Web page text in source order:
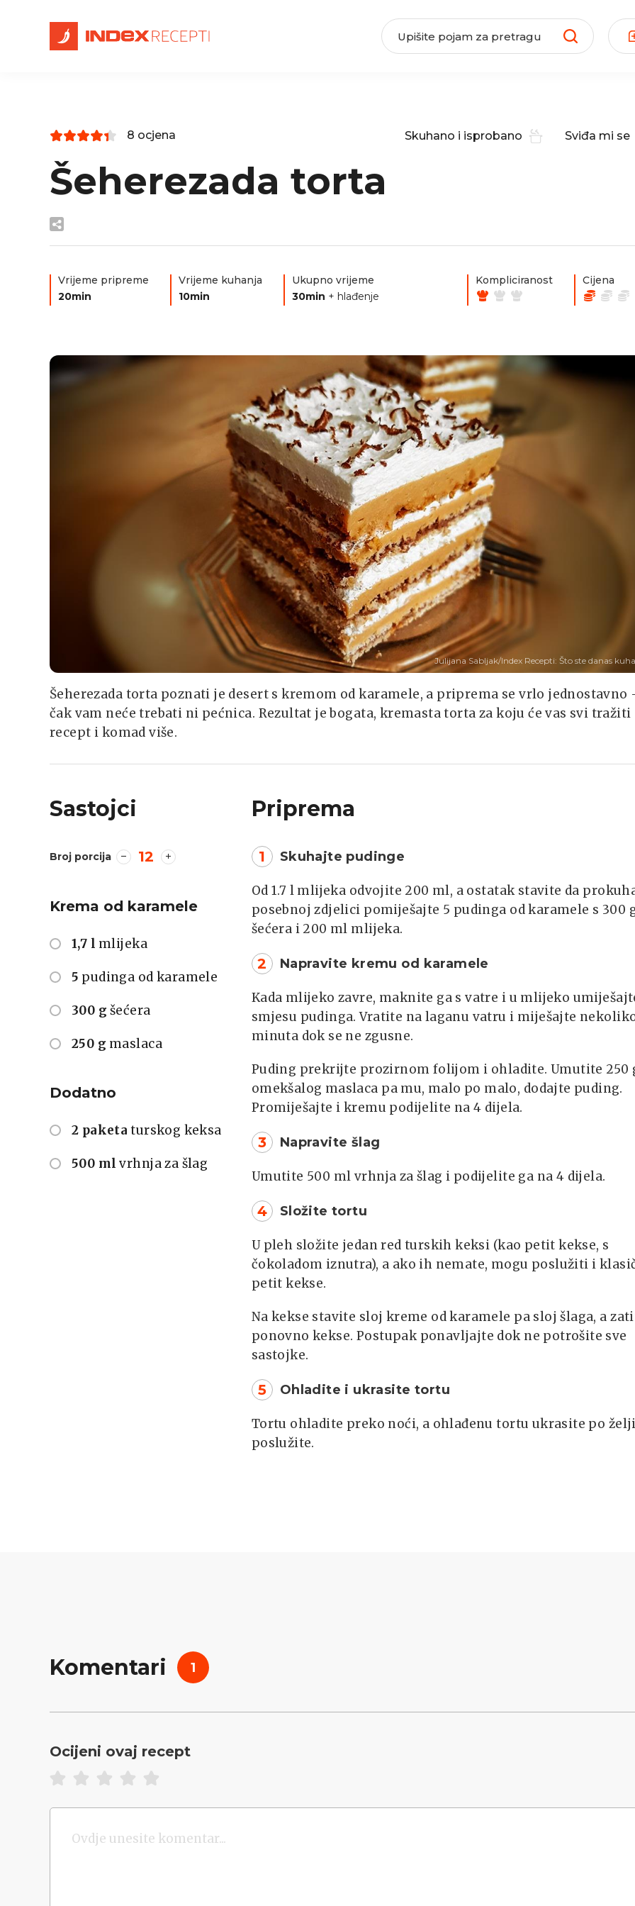
8 ocjena Skuhano i isprobano Sviđa mi se
Šeherezada torta
Vrijeme pripreme
20min
Vrijeme kuhanja
10min
Ukupno vrijeme
30min + hlađenje
Kompliciranost Cijena
Julijana Sabljak/Index Recepti: Što ste danas
Šeherezada torta poznati je desert s kremom od karamele, a priprema se vrlo jednostavno
čak vam neće trebati ni pećnica. Rezultat je bogata, kremasta torta za koju će vas svi tražiti
recept i komad više.
Sastojci
Broj porcija 12
Krema od karamele
1,7 l mlijeka
5 pudinga od karamele
300 g šećera
250 g maslaca
Dodatno
2 paketa turskog keksa
500 ml vrhnja za šlag
Priprema
1 Skuhajte pudinge
Od 1.7 l mlijeka odvojite 200 ml, a ostatak stavite da
posebnoj zdjelici pomiješajte 5 pudinga od karamele s 300
šećera i 200 ml mlijeka.
2 Napravite kremu od karamele
Kada mlijeko zavre, maknite ga s vatre i u mlijeko
smjesu pudinga. Vratite na laganu vatru i miješajte
minuta dok se ne zgusne.
Puding prekrijte prozirnom folijom i ohladite. Umutite 250
omekšalog maslaca pa mu, malo po malo, dodajte puding.
Promiješajte i kremu podijelite na 4 dijela.
3 Napravite šlag
Umutite 500 ml vrhnja za šlag i podijelite ga na 4 dijela.
4 Složite tortu
U pleh složite jedan red turskih keksi (kao petit kekse, s
čokoladom iznutra), a ako ih nemate, mogu poslužiti i
petit kekse.
Na kekse stavite sloj kreme od karamele pa sloj šlaga, a
ponovno kekse. Postupak ponavljajte dok ne potrošite sve
sastojke.
5 Ohladite i ukrasite tortu
Tortu ohladite preko noći, a ohlađenu tortu ukrasite po
poslužite.
Komentari 1
Ocijeni ovaj recept